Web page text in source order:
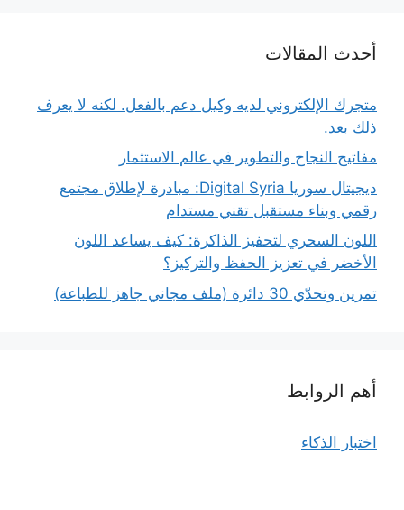
أحدث المقالات
متجرك الإلكتروني لديه وكيل دعم بالفعل. لكنه لا يعرف
ذلك بعد.
مفاتيح النجاح والتطوير في عالم الاستثمار
ديجيتال سوريا Digital Syria: مبادرة لإطلاق مجتمع
رقمي وبناء مستقبل تقني مستدام
اللون السحري لتحفيز الذاكرة: كيف يساعد اللون
الأخضر في تعزيز الحفظ والتركيز؟
تمرين وتحدّي 30 دائرة (ملف مجاني جاهز للطباعة)
أهم الروابط
اختبار الذكاء